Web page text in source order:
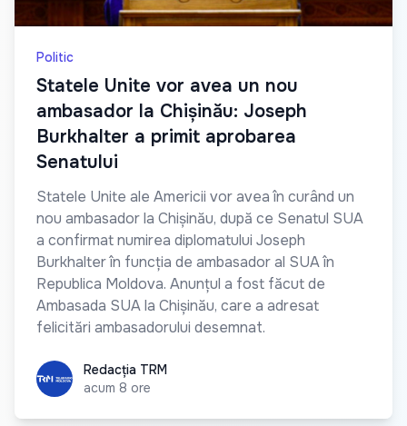
Politic
Statele Unite vor avea un nou
ambasador la Chișinău: Joseph
Burkhalter a primit aprobarea
Senatului
Statele Unite ale Americii vor avea în curând un
nou ambasador la Chișinău, după ce Senatul SUA
a confirmat numirea diplomatului Joseph
Burkhalter în funcția de ambasador al SUA în
Republica Moldova. Anunțul a fost făcut de
Ambasada SUA la Chișinău, care a adresat
felicitări ambasadorului desemnat.
Redacția TRM
Redacția TRM
acum 8 ore